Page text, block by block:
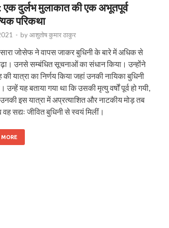
एक दुर्लभ मुलाकात की एक अभूतपूर्व
परिकथा
- byआशुतोष कुमार ठाकुर
जोसेफ ने वापस जाकर बुधिनी के बारे में अधिक से
उनसे सम्बंधित सूचनाओं का संधान किया। उन्होंने
यात्रा का निर्णय किया जहां उनकी नायिका बुधिनी
उन्हें यह बताया गया था कि उसकी मृत्यु वर्षों पूर्व हो गयी,
इस यात्रा में अप्रत्याशित और नाटकीय मोड़ तब
सद्यः जीवित बुधिनी से स्वयं मिलीं।
MORE